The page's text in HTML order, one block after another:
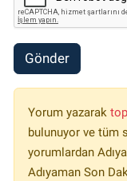
Gönder
Yorum yazarak
bulunuyor ve tüm
yorumlardan
Adıyaman Son